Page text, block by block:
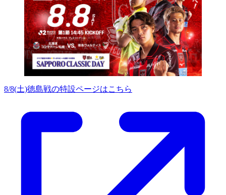
8/8(土)徳島戦の特設ページはこちら